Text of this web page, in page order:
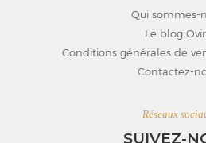
Qui sommes-
Le blog
Conditions générales de
Contactez-
Réseaux
SUIVEZ-